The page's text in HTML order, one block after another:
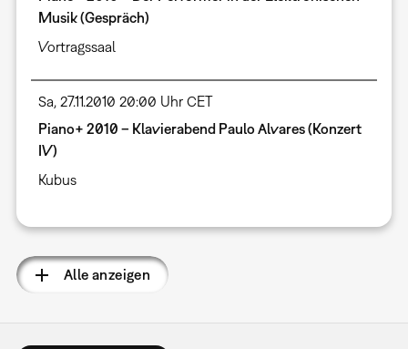
Musik (Gespräch)
Vortragssaal
Sa, 27.11.2010 20:00 Uhr CET
Piano+ 2010 – Klavierabend Paulo Alvares (Konzert
IV)
Kubus
Alle anzeigen